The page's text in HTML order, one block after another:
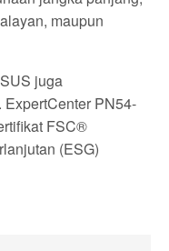
maupun
juga
PN54-
FSC®
(ESG)